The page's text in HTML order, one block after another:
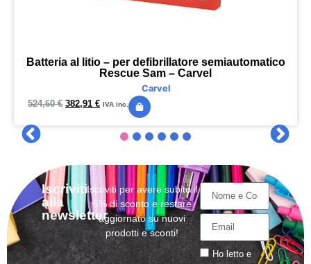
Batteria al litio – per defibrillatore semiautomatico
Rescue Sam – Carvel
Carvel
524,60€ 382,91 € IVA inc.
Iscriviti
alla
newsletter
Iscriviti per avere subito il
5% di sconto e restare
aggiornato su nuovi
prodotti e sconti!
Ho letto e